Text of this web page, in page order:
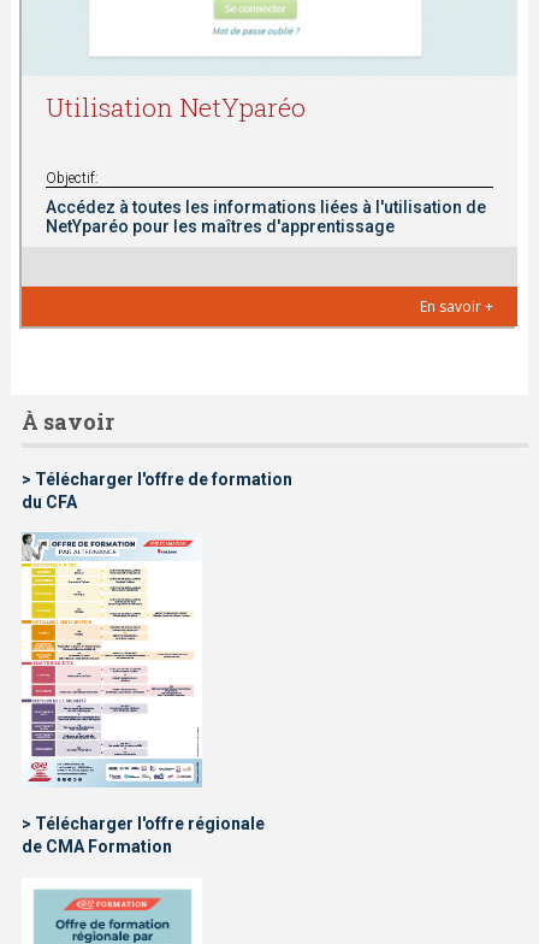
Utilisation NetYparéo
Objectif:
Accédez à toutes les informations liées à l'utilisation de
NetYparéo pour les maîtres d'apprentissage
En savoir +
À savoir
> Télécharger l'offre de formation
du CFA
> Télécharger l'offre régionale
de CMA Formation